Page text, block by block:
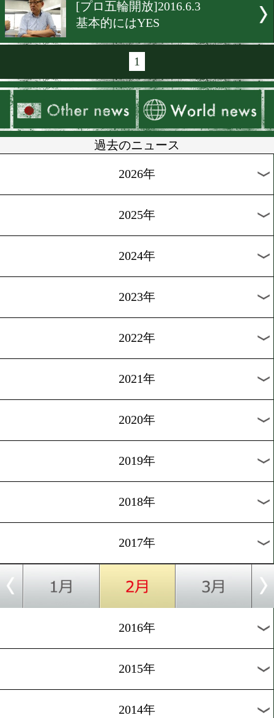
[五輪情報]2016.8.6
成松大介、いざ出陣
[リオ五輪企画]2016.7.29
2つのボクシングが連携す
[リオ五輪予選]2016.6.30
現王者がソリスにエール
[リオ五輪予選]2016.6.29
WBA「OK」でソリスら参
[プロ五輪開放]2016.6.3
基本的にはYES
1
過去のニュース
2025年
2024年
2023年
2022年